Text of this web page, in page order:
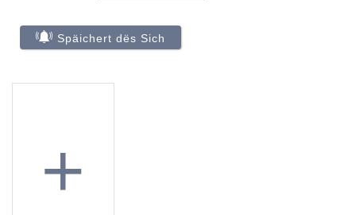
Späichert dës Sich
+